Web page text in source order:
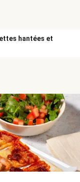
hantées et